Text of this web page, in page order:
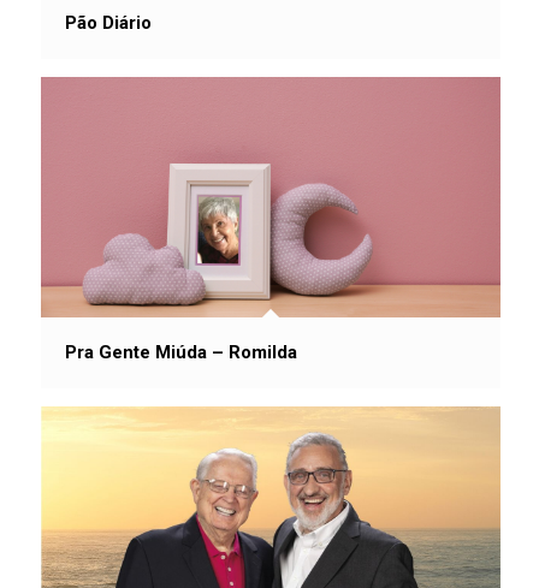
Pão Diário
Pra Gente Miúda – Romilda